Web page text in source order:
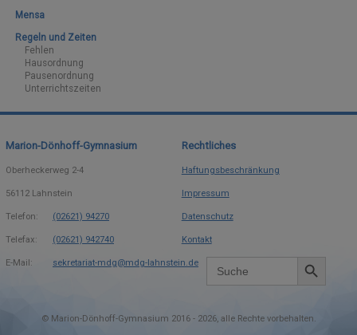
Mensa
Regeln und Zeiten
Fehlen
Hausordnung
Pausenordnung
Unterrichtszeiten
Marion-Dönhoff-Gymnasium
Oberheckerweg 2-4
56112 Lahnstein
Telefon: (02621) 94270
Telefax: (02621) 942740
E-Mail: sekretariat-mdg@mdg-lahnstein.de
Rechtliches
Haftungsbeschränkung
Impressum
Datenschutz
Kontakt
Search
for:
Search Button
©Marion-Dönhoff-Gymnasium 2016 - 2026 alle Rechte vorbehalten.